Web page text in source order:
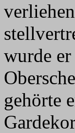
wurde
gehörte